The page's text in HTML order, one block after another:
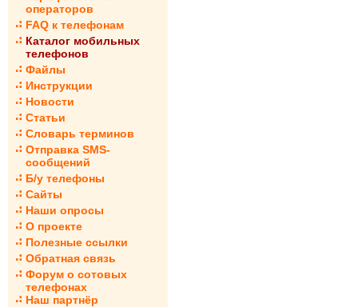
операторов
FAQ к телефонам
Каталог мобильных
телефонов
Файлы
Инструкции
Новости
Статьи
Словарь терминов
Отправка SMS-
сообщений
Б/у телефоны
Сайты
Наши опросы
О проекте
Полезные ссылки
Обратная связь
Форум о сотовых
телефонах
Наш партнёр